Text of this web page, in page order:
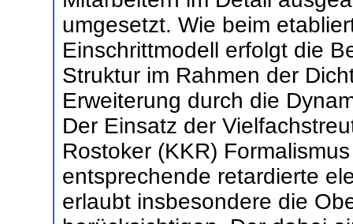
umgesetzt. Wie beim
Einschrittmodell erfolgt die
Struktur im Rahmen der
Erweiterung durch die
Der Einsatz der
Rostoker (KKR)
entsprechende retardierte
erlaubt insbesondere die